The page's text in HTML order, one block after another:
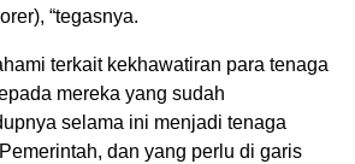
“tegasnya.
terkait kekhawatiran para tenaga
mereka yang sudah
selama ini menjadi tenaga
dan yang perlu di garis